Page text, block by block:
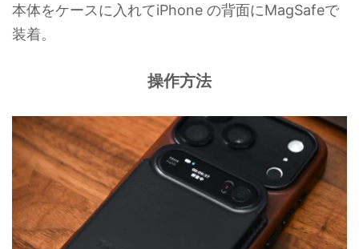
本体をケースに入れてiPhone の背面にMagSafeで
装着。
操作方法